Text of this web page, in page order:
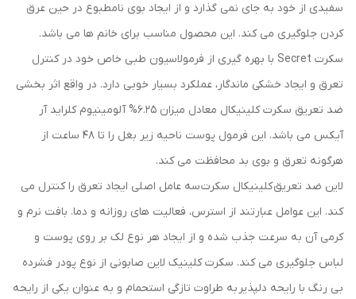
سفیدی از خود به جای نمی گذارد و از ایجاد بوی نامطبوع در حین عرق
کردن جلوگیری می کند. این محصول مناسب برای خانم ها می باشد.
سکرت Secret با بهره گیری از فرمولاسیون طبی خاص خود در کنترل
تعرق و ایجاد خشکی ماندگار، عملکرد بسیار خوبی دارد. در واقع اثر بخشی
ضد تعریق سکرت کلینیکال معادل میزان 6.25% آلومینیوم کلراید آر
آیکس می باشد. این فرمول پوست ناحیه زیر بغل را تا 48 ساعت از
هرگونه تعرق و بوی بد محافظت می کند.
لاین ضد تعریق کلینیکال سکرت سه عامل اصلی ایجاد تعرق را کنترل می
کند. این عوامل عبارتند از استرس، فعالیت های روزانه و دما. بافت نرم و
کرمی آن به سرعت جذب شده و از ایجاد هر نوع لک بر روی پوست و
لباس جلوگیری می کند. سکرت کلینیک لاین صابونی از نوع پودر فشرده
بی رنگ با رایحه دلپذیر به طراوت تازگی استحمام و به عنوان یکی از رایحه